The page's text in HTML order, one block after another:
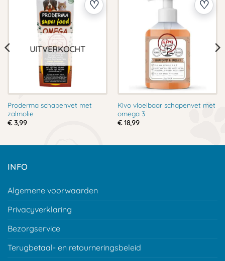
UITVERKOCHT
Proderma schapenvet met
zalmolie
€3,99
Kivo vloeibaar schapenvet met
omega 3
€18,99
INFO
Algemene voorwaarden
Privacyverklaring
Bezorgservice
Terugbetaal- en retourneringsbeleid